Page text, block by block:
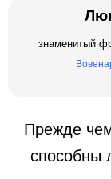
знаменитый
Прежде
способны